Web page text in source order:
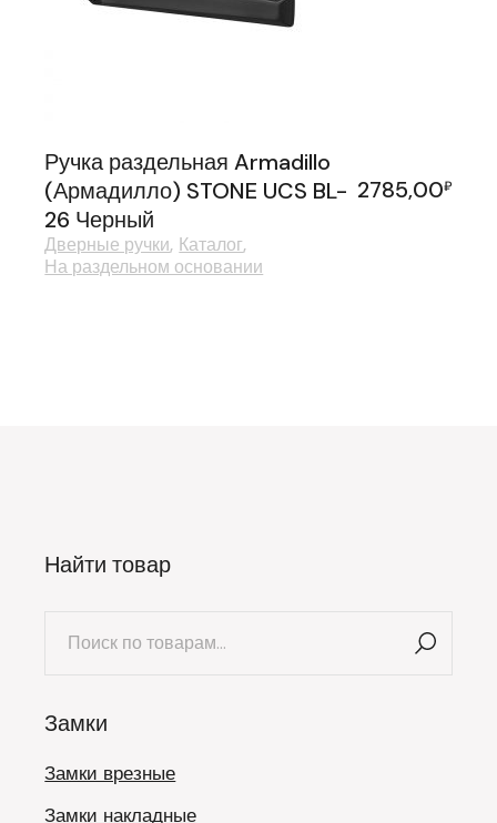
Ручка раздельная Armadillo
(Армадилло) STONE UCS BL-
26 Черный
2785,00₽
Дверные ручки Каталог
На раздельном основании
Найти товар
Замки
Замки врезные
Замки накладные